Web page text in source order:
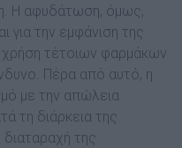
Η αφυδάτωση, όμως,
για την εμφάνιση της
τέτοιων φαρμάκων
Πέρα από αυτό, η
με την απώλεια
τη διάρκεια της
της